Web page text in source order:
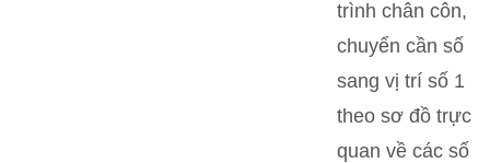
trình chân côn,
chuyển cần số
sang vị trí số 1
theo sơ đồ trực
quan về các số